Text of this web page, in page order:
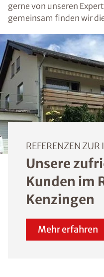
gerne von unseren
gemeinsam finden wir
REFERENZEN
Unsere
Kunden im
Kenzingen
Mehr erfahren